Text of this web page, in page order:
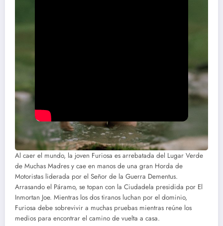
Al caer el mundo, la joven Furiosa es arrebatada del Lugar Verde
de Muchas Madres y cae en manos de una gran Horda de
Motoristas liderada por el Señor de la Guerra Dementus.
Arrasando el Páramo, se topan con la Ciudadela presidida por El
Inmortan Joe. Mientras los dos tiranos luchan por el dominio,
Furiosa debe sobrevivir a muchas pruebas mientras reúne los
medios para encontrar el camino de vuelta a casa.